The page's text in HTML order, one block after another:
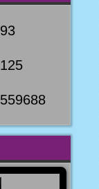
93
125
559688